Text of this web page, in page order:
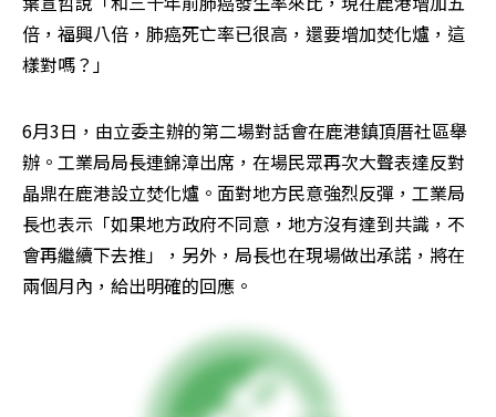
倍，福興八倍，肺癌死亡率已很高，還要增加焚化爐，這
樣對嗎？」
6月3日，由立委主辦的第二場對話會在鹿港鎮頂厝社區舉
辦。工業局局長連錦漳出席，在場民眾再次大聲表達反對
晶鼎在鹿港設立焚化爐。面對地方民意強烈反彈，工業局
長也表示「如果地方政府不同意，地方沒有達到共識，不
會再繼續下去推」，另外，局長也在現場做出承諾，將在
兩個月內，給出明確的回應。